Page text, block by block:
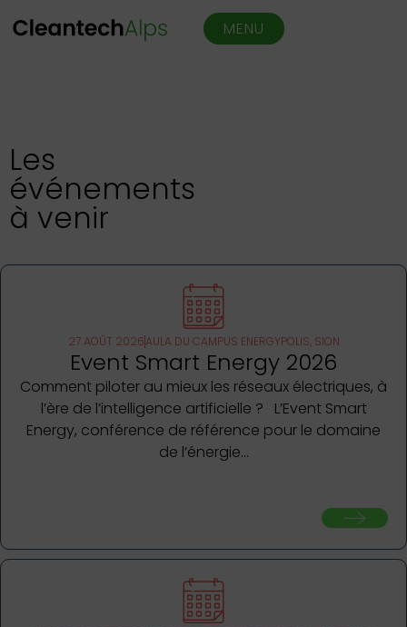
MENU
Les
événements
à venir
27 AOÛT 2026AULA DU CAMPUS ENERGYPOLIS, SION
Event Smart Energy 2026
Comment piloter au mieux les réseaux électriques, à
l’ère de l’intelligence artificielle ? L’Event Smart
Energy, conférence de référence pour le domaine
de l’énergie…